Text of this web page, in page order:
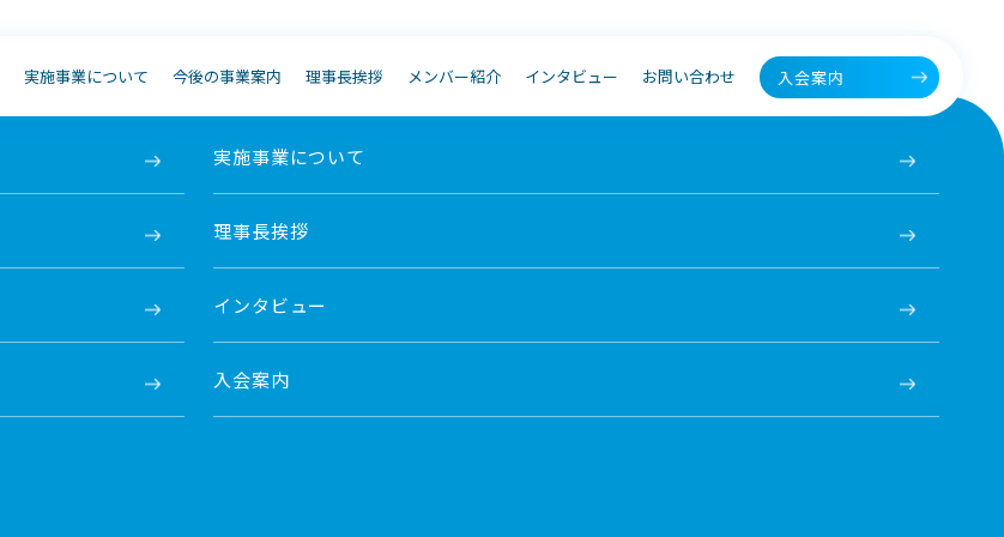
実施事業について 今後の事業案内 理事長挨拶 メンバー紹介 インタビュー お問い合わせ 入会案内
実施事業について
理事長挨拶
インタビュー
入会案内